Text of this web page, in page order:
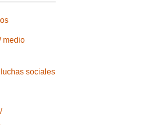
medio
sociales